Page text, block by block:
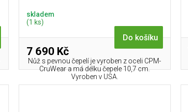
skladem
(1 ks)
7 690 Kč
Do košíku
Nůž s pevnou čepelí je vyroben z oceli CPM-
CruWear a má délku čepele 10,7 cm.
Vyroben v USA.